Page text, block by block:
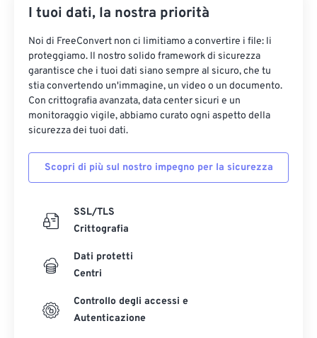
I tuoi dati, la nostra priorità
Noi di FreeConvert non ci limitiamo a convertire i file: li
proteggiamo. Il nostro solido framework di sicurezza
garantisce che i tuoi dati siano sempre al sicuro, che tu
stia convertendo un'immagine, un video o un documento.
Con crittografia avanzata, data center sicuri e un
monitoraggio vigile, abbiamo curato ogni aspetto della
sicurezza dei tuoi dati.
Scopri di più sul nostro impegno per la sicurezza
SSL/TLS
Crittografia
Dati protetti
Centri
Controllo degli accessi e
Autenticazione